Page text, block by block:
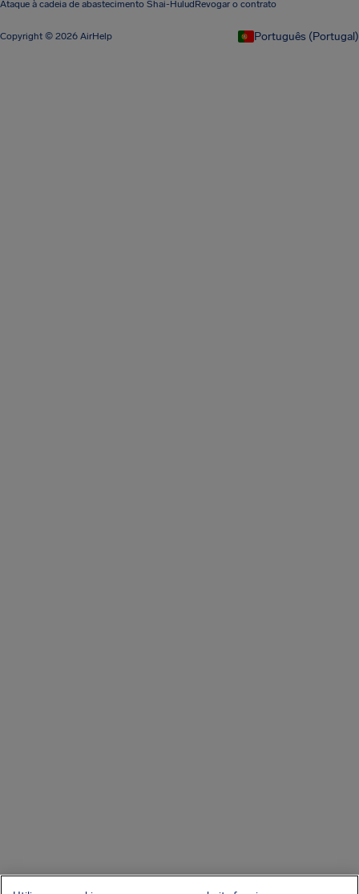
Ataque à cadeia de abastecimento Shai-HuludRevogar o contrato
Copyright © 2026 AirHelp Português (Portugal)